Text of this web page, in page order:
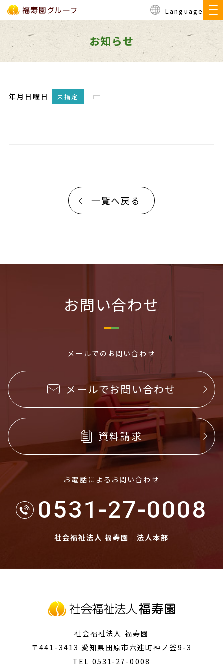
Language
お知らせ
年月日曜日 未指定
一覧へ戻る
お問い合わせ
メールでのお問い合わせ
メールでお問い合わせ
資料請求
お電話によるお問い合わせ
0531-27-0008
社会福祉法人 福寿園 法人本部
社会福祉法人 福寿園
〒441-3413 愛知県田原市 六連町神ノ釜9-3
TEL 0531-27-0008